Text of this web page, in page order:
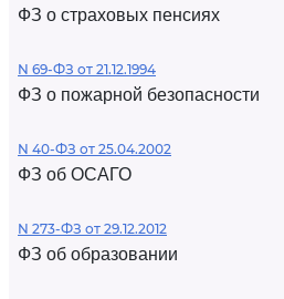
ФЗ о страховых пенсиях
N 69-ФЗ от 21.12.1994
ФЗ о пожарной безопасности
N 40-ФЗ от 25.04.2002
ФЗ об ОСАГО
N 273-ФЗ от 29.12.2012
ФЗ об образовании